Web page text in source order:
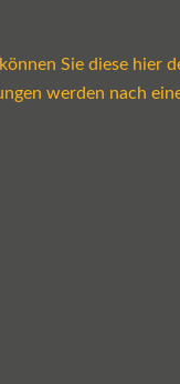
Sie diese hier
werden nach